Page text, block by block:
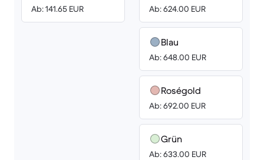
Ab: 141.65 EUR Ab: 624.00 EUR
Blau
Ab: 648.00 EUR
Roségold
Ab: 692.00 EUR
Grün
Ab: 633.00 EUR